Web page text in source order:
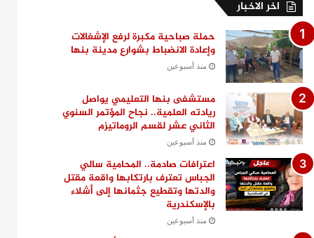
اخر الاخبار
حملة صباحية مكبرة لرفع الإشغالات
وإعادة الانضباط بشوارع مدينة بنها
منذ أسبوعين
مستشفى بنها التعليمي يواصل
ريادته العلمية.. نجاح المؤتمر السنوي
الثاني عشر لقسم الروماتيزم
منذ أسبوعين
اعترافات صادمة.. المحامية سالي
الجباس تعترف بارتكابها واقعة مقتل
والدتها وتقطيع جثمانها إلى أشلاء
بالإسكندرية
منذ أسبوعين